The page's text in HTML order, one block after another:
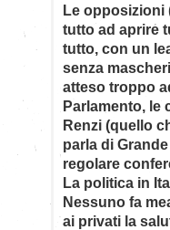
Le opposizioni
tutto ad aprire
tutto, con un
senza
atteso troppo
Parlamento, le
Renzi (quello
parla di
regolare
La politica in
Nessuno fa
ai privati la